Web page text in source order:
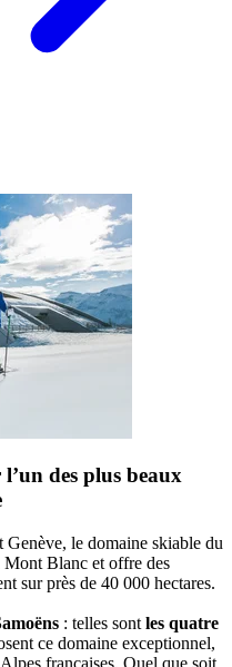
des plus beaux
le domaine skiable du
Blanc et offre des
sur près de 40 000 hectares.
: telles sont les quatre
ce domaine exceptionnel,
françaises. Quel que soit